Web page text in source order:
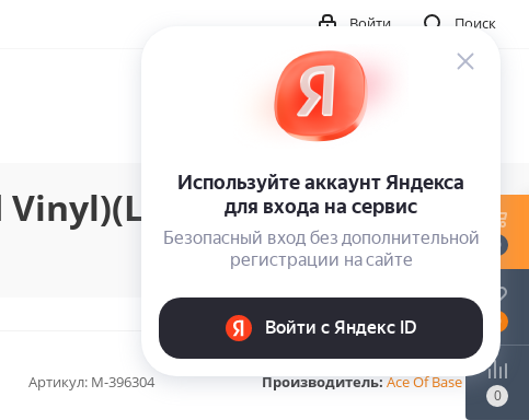
Поиск
Войти
Артикул: M-396304 Производитель:Ace Of Base
0
0
0